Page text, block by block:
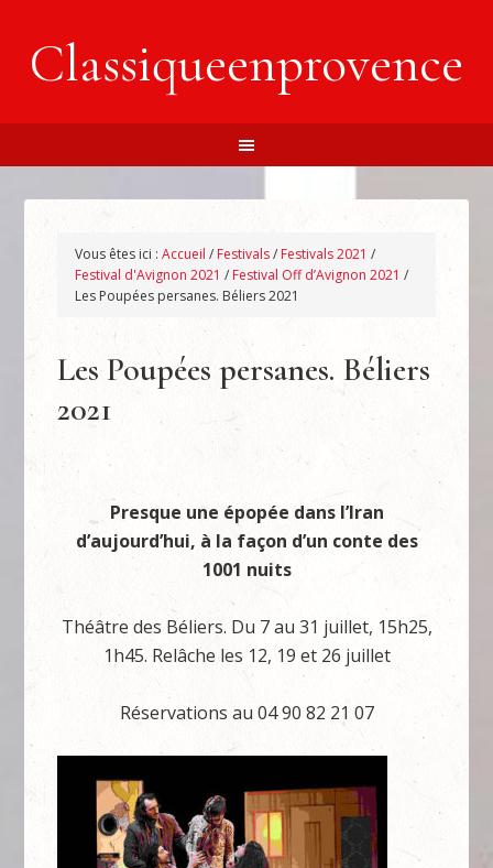
Classiqueenprovence
Vous êtes ici :Accueil / Festivals/ Festivals 2021 /
Festival d'Avignon 2021 / Festival Off d’Avignon 2021 /
Les Poupées persanes. Béliers 2021
Les Poupées persanes. Béliers
2021
Presque une épopée dans l’Iran
d’aujourd’hui, à la façon d’un conte des
1001 nuits
Théâtre des Béliers. Du 7 au 31 juillet, 15h25,
1h45. Relâche les 12, 19 et 26 juillet
Réservations au 04 90 82 21 07